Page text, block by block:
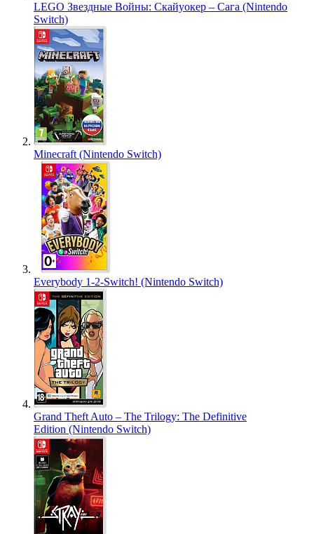
LEGO Звездные Войны: Скайуокер – Сага (Nintendo
Switch)
Minecraft (Nintendo Switch)
Everybody 1-2-Switch! (Nintendo Switch)
Grand Theft Auto – The Trilogy: The Definitive
Edition (Nintendo Switch)